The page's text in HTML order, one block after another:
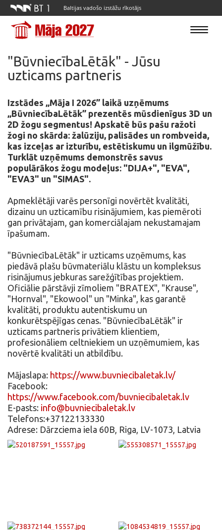
Baltijas vadošo izstāžu rīkotājs
Toggle
"BūvniecībaLētāk" - Jūsu
uzticams partneris
Izstādes „Māja I 2026” laikā uzņēmums
„BūvniecībaLētāk” prezentēs mūsdienīgus 3D un
2D žogu segmentus! Apskatē būs pašu ražoti
žogi no skārda: žalūziju, palisādes un rombveida,
kas izceļas ar izturību, estētiskumu un ilgmūžību.
Turklāt uzņēmums demonstrēs savus
populārākos žogu modeļus: "DIJA+", "EVA",
"EVA3" un "SIMAS".
Apmeklētāji varēs personīgi novērtēt kvalitāti,
dizainu un uzticamību risinājumiem, kas piemēroti
gan privātajam, gan komerciālajam nekustamajam
īpašumam.
"BūvniecībaLētāk" ir uzticams uzņēmums, kas
piedāvā plašu būvmateriālu klāstu un kompleksus
risinājumus jebkuras sarežģītības projektiem.
Oficiālie pārstāvji zīmoliem "BRATEX", "Krause",
"Hornval", "Ekowool" un "Minka", kas garantē
kvalitāti, produktu autentiskumu un
konkurētspējīgas cenas. "BūvniecībaLētāk" ir
uzticams partneris privātiem klientiem,
profesionāliem celtniekiem un uzņēmumiem, kas
novērtē kvalitāti un atbildību.
Mājaslapa: https://www.buvniecibaletak.lv/
Facebook:
https://www.facebook.com/buvniecibaletak.lv
E-pasts: info@buvniecibaletak.lv
Telefons:+37122133330
Adrese: Dārzciema iela 60B, Riga, LV-1073, Latvia